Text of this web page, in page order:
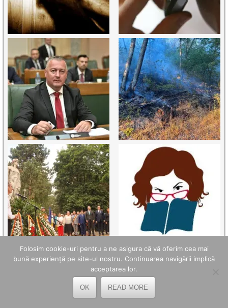
Folosim cookie-uri pentru a ne asigura că vă oferim cea mai
bună experiență pe site-ul nostru. Continuarea navigării implică
acceptarea lor.
OK READ MORE